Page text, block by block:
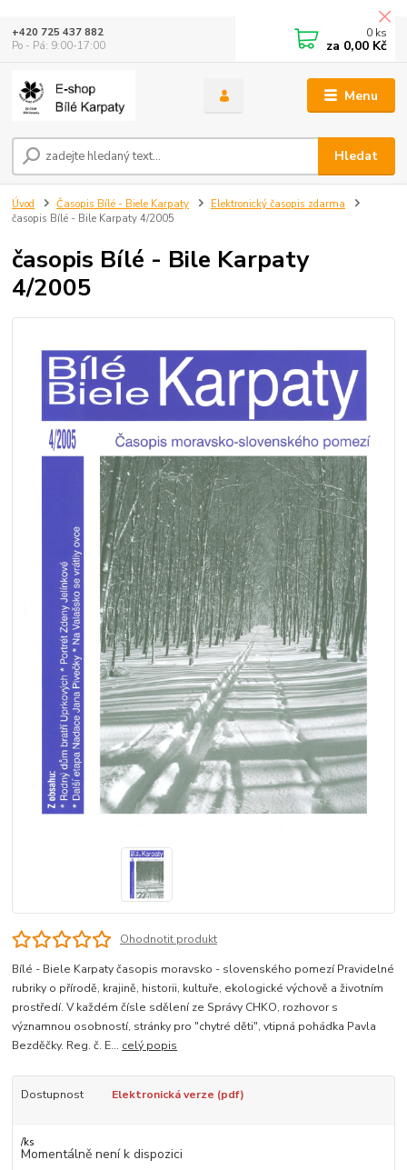
Menu
Hledat
+420 725 437 882
Po - Pá: 9:00-17:00
0 ks
za 0,00 Kč
Úvod Časopis Bílé - Biele Karpaty
Elektronický časopis zdarma
časopis Bílé - Bile Karpaty 4/2005
časopis Bílé - Bile Karpaty
4/2005
Ohodnotit produkt
Bílé - Biele Karpaty časopis moravsko - slovenského pomezí Pravidelné
rubriky o přírodě, krajině, historii, kultuře, ekologické výchově a životním
prostředí. V každém čísle sdělení ze Správy CHKO, rozhovor s
významnou osobností, stránky pro "chytré děti", vtipná pohádka Pavla
Bezděčky. Reg. č. E... celý popis
Dostupnost Elektronická verze (pdf)
/ks
Momentálně není k dispozici